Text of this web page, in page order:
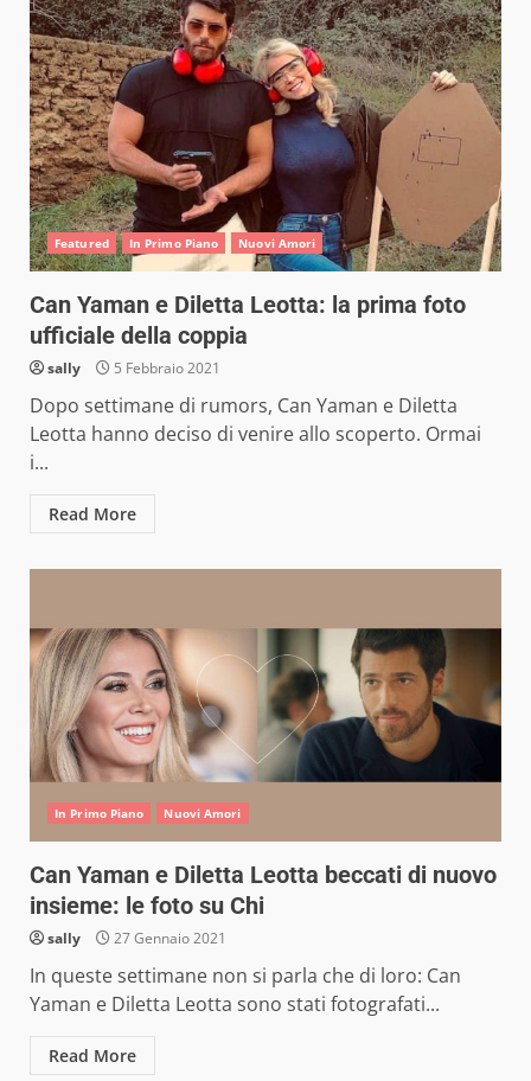
Featured In Primo Piano Nuovi Amori
Can Yaman e Diletta Leotta: la prima foto
ufficiale della coppia
sally 5 Febbraio 2021
Dopo settimane di rumors, Can Yaman e Diletta
Leotta hanno deciso di venire allo scoperto. Ormai
i...
Read More
In Primo Piano Nuovi Amori
Can Yaman e Diletta Leotta beccati di nuovo
insieme: le foto su Chi
sally 27 Gennaio 2021
In queste settimane non si parla che di loro: Can
Yaman e Diletta Leotta sono stati fotografati...
Read More